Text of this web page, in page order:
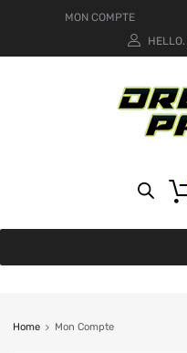
MON COMPTE
HELLO.
Home Mon Compte